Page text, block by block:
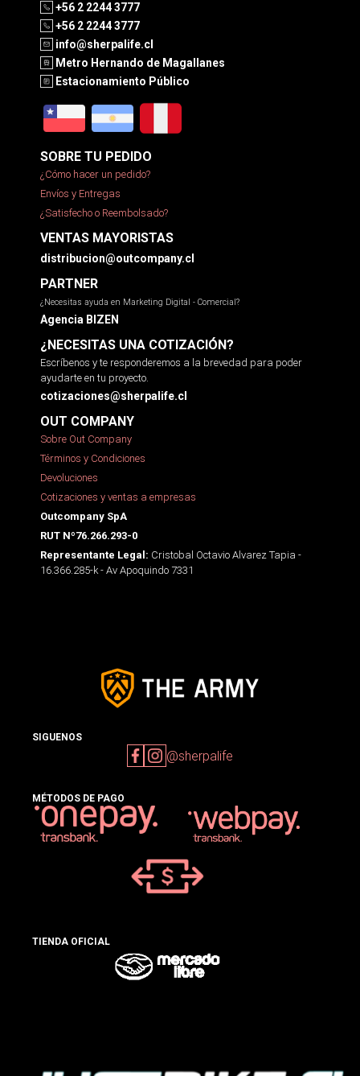
+56 2 2244 3777
+56 2 2244 3777
info@sherpalife.cl
Metro Hernando de Magallanes
Estacionamiento Público
SOBRE TU PEDIDO
¿Cómo hacer un pedido?
Envíos y Entregas
¿Satisfecho o Reembolsado?
VENTAS MAYORISTAS
distribucion@outcompany.cl
PARTNER
¿Necesitas ayuda en Marketing Digital - Comercial?
Agencia BIZEN
¿NECESITAS UNA COTIZACIÓN?
Escríbenos y te responderemos a la brevedad para poder
ayudarte en tu proyecto.
cotizaciones@sherpalife.cl
OUT COMPANY
Sobre Out Company
Términos y Condiciones
Devoluciones
Cotizaciones y ventas a empresas
Outcompany SpA
RUT Nº76.266.293-0
Representante Legal: Cristobal Octavio Alvarez Tapia -
16.366.285-k - Av Apoquindo 7331
SIGUENOS
@sherpalife
MÉTODOS DE PAGO
TIENDA OFICIAL